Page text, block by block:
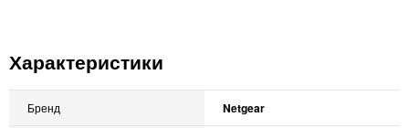
Характеристики
Бренд Netgear